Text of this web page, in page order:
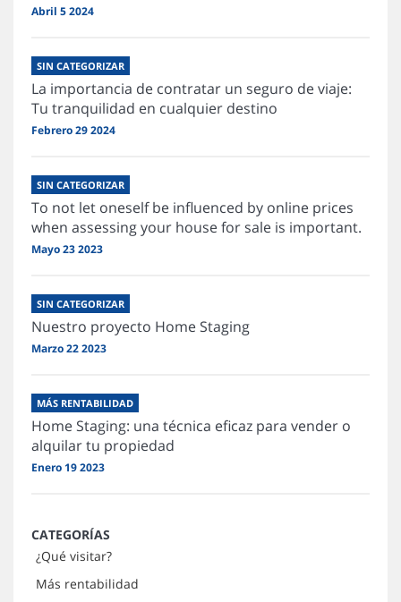
Abril 5 2024
SIN CATEGORIZAR
La importancia de contratar un seguro de viaje:
Tu tranquilidad en cualquier destino
Febrero 29 2024
SIN CATEGORIZAR
To not let oneself be influenced by online prices
when assessing your house for sale is important.
Mayo 23 2023
SIN CATEGORIZAR
Nuestro proyecto Home Staging
Marzo 22 2023
MÁS RENTABILIDAD
Home Staging: una técnica eficaz para vender o
alquilar tu propiedad
Enero 19 2023
CATEGORÍAS
¿Qué visitar?
Más rentabilidad